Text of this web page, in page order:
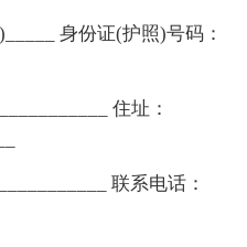
身份证(护照)号码：
住址：
联系电话：